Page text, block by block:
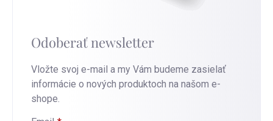
Odoberať newsletter
Vložte svoj e-mail a my Vám budeme zasielať
informácie o nových produktoch na našom e-
shope.